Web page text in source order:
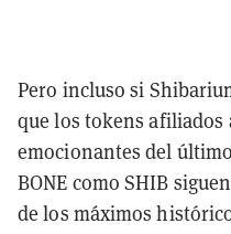
Pero incluso si
que los tokens afiliados
emocionantes del
BONE como SHIB
de los máximos